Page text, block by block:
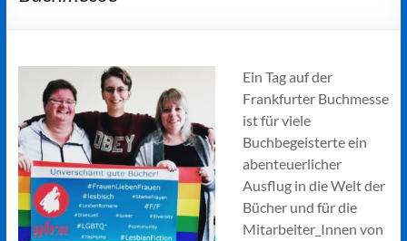
Ein Tag auf der
Frankfurter Buchmesse
ist für viele
Buchbegeisterte ein
abenteuerlicher
Ausflug in die Welt der
Bücher und für die
Mitarbeiter_Innen von